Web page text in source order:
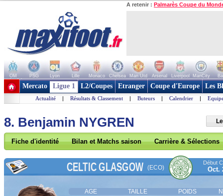
A retenir : Palmarès Coupe du
OM PSG Lyon Lille Monaco Chelsea Man Utd Arsenal Liverpool ManCity
+ de clubs
Mercato Ligue 1 L2/Coupes Etranger Coupe d'Europe Les
Actualité | Résultats & Classement | Buteurs | Calendrier |
8. Benjamin NYGREN
Fiche d'identité Bilan et Matchs saison Carrière & Sélections
CELTIC GLASGOW (ECO)
Début
Oct.
AGE TAILLE POIDS